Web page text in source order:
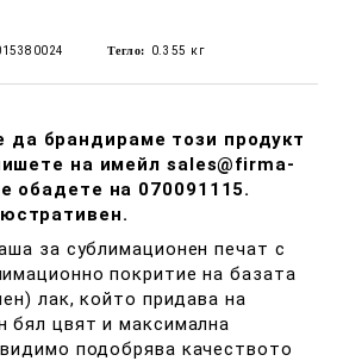
Тегло: 0.355 кг
да брандираме този продукт
на имейл sales@firma-
обадете на 070091115.
за сублимационен печат с
покритие на базата
лак, който придава на
бял цвят и максимална
подобрява качеството